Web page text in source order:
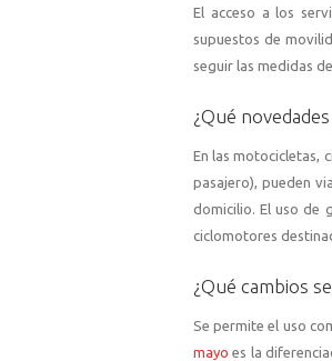
El acceso a los
supuestos de
seguir las medidas
¿Qué
En las motocicletas,
pasajero), pueden
domicilio. El uso de
ciclomotores
¿Qué cambios
Se permite el uso
mayo es la